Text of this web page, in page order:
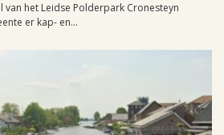
van het Leidse Polderpark Cronesteyn
er kap- en...